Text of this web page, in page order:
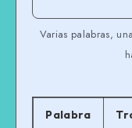
Varias palabras,
Palabra